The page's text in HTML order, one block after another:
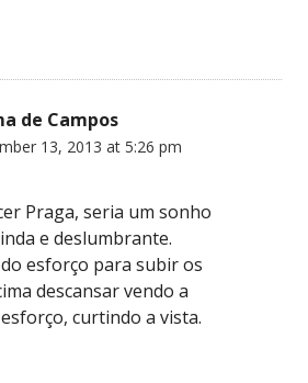
de Campos
13, 2013 at 5:26 pm
Praga, seria um sonho
e deslumbrante.
esforço para subir os
descansar vendo a
curtindo a vista.